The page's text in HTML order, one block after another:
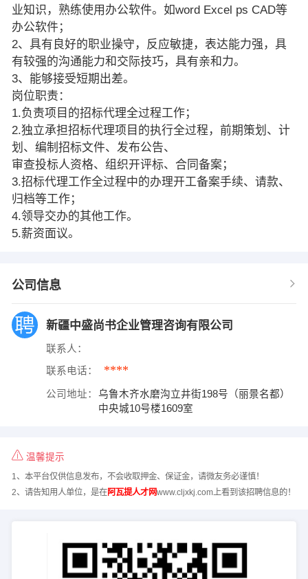
业知识，熟练使用办公软件。如word Excel ps CAD等
办公软件；
2、具有良好的职业操守，反应敏捷，表达能力强，具
有较强的沟通能力和交际技巧，具有亲和力。
3、能够接受短期出差。
岗位职责：
1.负责项目的招标代理全过程工作；
2.独立承担招标代理项目的执行全过程，前期策划、计
划、编制招标文件、发布公告、
审查投标人资格、组织开评标、合同备案；
3.招标代理工作全过程中的办理开工备案手续、请款、
归档等工作；
4.领导交办的其他工作。
5.薪资面议。
公司信息
新疆中盛尚书企业管理咨询有限公司
联系人：
联系电话： ****
公司地址：
乌鲁木齐水磨沟立井街198号（丽景名都）
中央城10号楼1609室
温馨提示
1、本平台仅供信息发布，不会收取押金、保证金，请微友务必谨慎！
2、请告知用人单位，是在阿瓦提人才网www.cljxkj.com上看到该招聘信息的！